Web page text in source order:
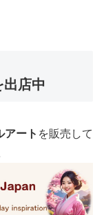
出店中
アート を販売して